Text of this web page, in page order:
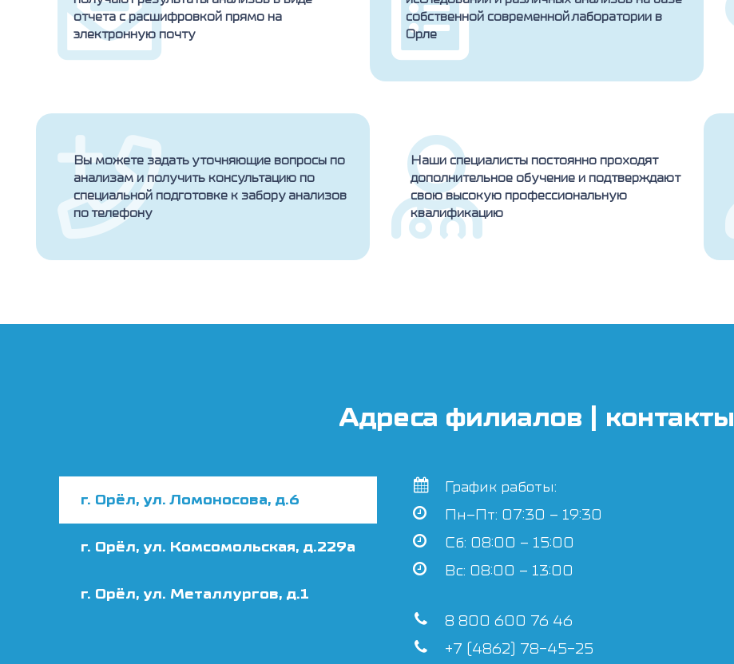
отчета с расшифровкой прямо на
электронную почту
собственной современной лаборатории в
Орле
Вы можете задать уточняющие вопросы по
анализам и получить консультацию по
специальной подготовке к забору анализов
по телефону
Наши специалисты постоянно проходят
дополнительное обучение и подтверждают
свою высокую профессиональную
квалификацию
Адреса филиалов | контакты
г. Орёл, ул. Ломоносова, д.6
г. Орёл, ул. Комсомольская, д.229а
г. Орёл, ул. Металлургов, д.1
График работы:
Пн–Пт: 07:30 – 19:30
Сб: 08:00 – 15:00
Вс: 08:00 – 13:00
8 800 600 76 46
+7 (4862) 78-45-25